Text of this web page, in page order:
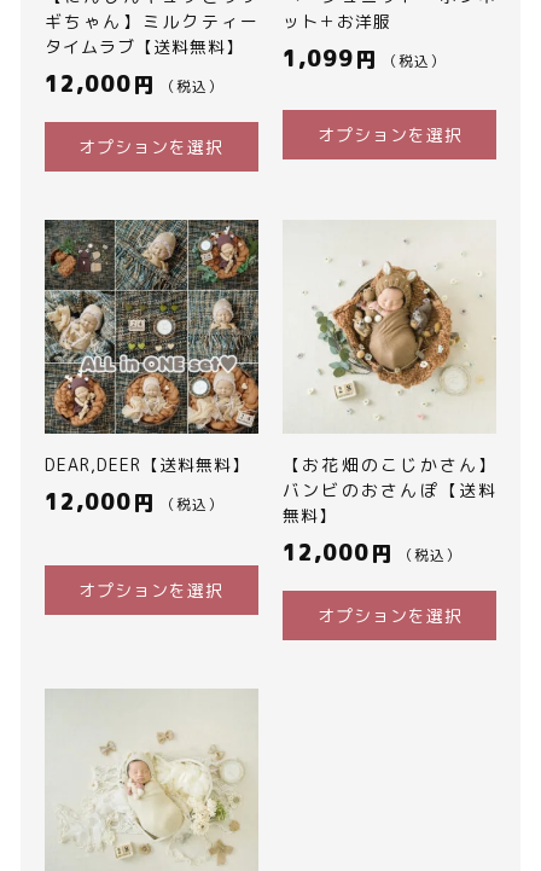
ギちゃん】ミルクティー
タイムラブ【送料無料】
12,000円 （税込）
オプションを選択
ット＋お洋服
1,099円 （税込）
オプションを選択
DEAR,DEER【送料無料】
12,000円 （税込）
オプションを選択
【お花畑のこじかさん】
バンビのおさんぽ【送料
無料】
12,000円 （税込）
オプションを選択